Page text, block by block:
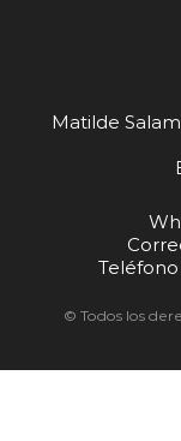
Matilde
Teléfono
© Todos los